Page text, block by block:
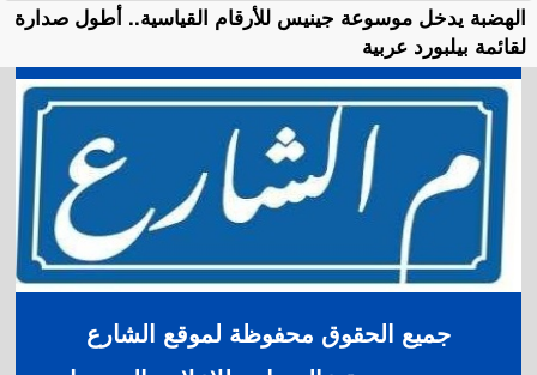
الهضبة يدخل موسوعة جينيس للأرقام القياسية.. أطول صدارة
لقائمة بيلبورد عربية
جميع الحقوق محفوظة لموقع الشارع